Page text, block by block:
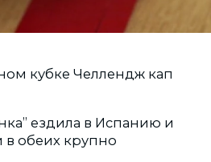
кубке Челлендж кап
ездила в Испанию и
в обеих крупно